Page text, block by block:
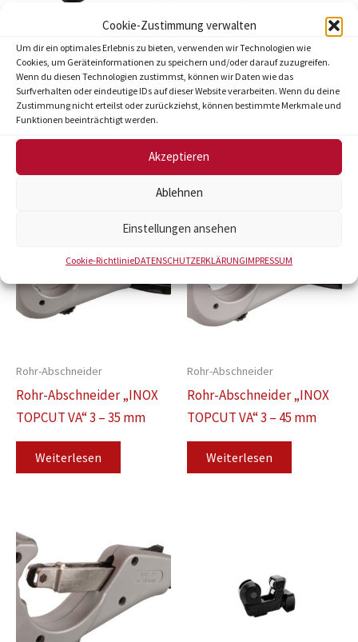
Cookie-Zustimmung verwalten
Um dir ein optimales Erlebnis zu bieten, verwenden wir Technologien wie
Cookies, um Geräteinformationen zu speichern und/oder darauf zuzugreifen.
Wenn du diesen Technologien zustimmst, können wir Daten wie das
Surfverhalten oder eindeutige IDs auf dieser Website verarbeiten. Wenn du deine
Zustimmung nicht erteilst oder zurückziehst, können bestimmte Merkmale und
Funktionen beeinträchtigt werden.
Akzeptieren
Ablehnen
Einstellungen ansehen
Cookie-RichtlinieDATENSCHUTZERKLÄRUNGIMPRESSUM
Schlauch-Scheren
Profi Schlauch-Schere
„TOPCUT“ 28 mm
Weiterlesen
Rohr-Abschneider
Rohr-Abschneider „INOX
TOPCUT VA“ 3 – 30 mm
Weiterlesen
Rohr-Abschneider
Rohr-Abschneider „INOX
TOPCUT VA“ 3 – 35 mm
Weiterlesen
Rohr-Abschneider
Rohr-Abschneider „INOX
TOPCUT VA“ 3 – 45 mm
Weiterlesen